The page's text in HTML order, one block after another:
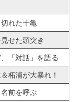
れた十亀
せた頭突き
「対話」を語る
柘浦が大暴れ！
前を呼ぶ